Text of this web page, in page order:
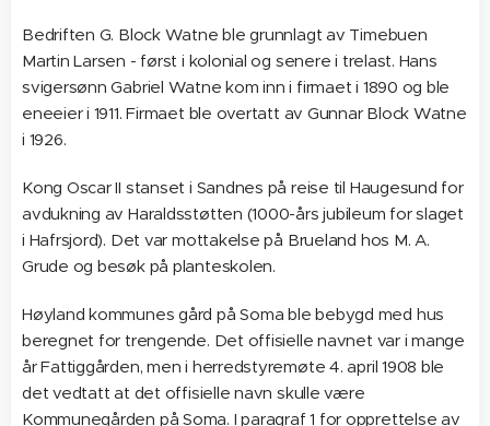
Bedriften G. Block Watne ble grunnlagt av Timebuen
Martin Larsen - først i kolonial og senere i trelast. Hans
svigersønn Gabriel Watne kom inn i firmaet i 1890 og ble
eneeier i 1911. Firmaet ble overtatt av Gunnar Block Watne
i 1926.
Kong Oscar II stanset i Sandnes på reise til Haugesund for
avdukning av Haraldsstøtten (1000-års jubileum for slaget
i Hafrsjord). Det var mottakelse på Brueland hos M. A.
Grude og besøk på planteskolen.
Høyland kommunes gård på Soma ble bebygd med hus
beregnet for trengende. Det offisielle navnet var i mange
år Fattiggården, men i herredstyremøte 4. april 1908 ble
det vedtatt at det offisielle navn skulle være
Kommunegården på Soma. I paragraf 1 for opprettelse av